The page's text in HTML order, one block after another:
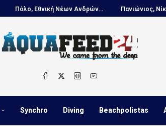
Νέων Ανδρών... Πανιώνιος, Νίκος
Synchro Diving Beachpolistas